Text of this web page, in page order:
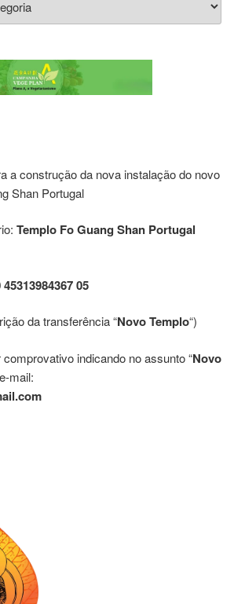
a construção da nova instalação do novo
Shan Portugal
Templo Fo Guang Shan Portugal
05
da transferência “Novo Templo“)
indicando no assunto “Novo
mail: